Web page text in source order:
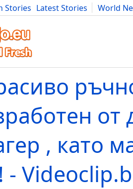
Stories Latest Stories
World
Art Cars Advice Science
от
, като
-